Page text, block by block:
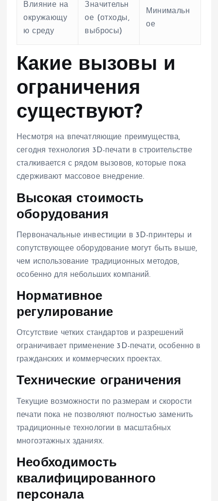
Влияние на
окружающу
ю среду
Значительн
ое (отходы,
выбросы)
Минимальн
ое
Какие вызовы и
ограничения
существуют?
Несмотря на впечатляющие преимущества,
сегодня технология 3D-печати в строительстве
сталкивается с рядом вызовов, которые пока
сдерживают массовое внедрение.
Высокая стоимость
оборудования
Первоначальные инвестиции в 3D-принтеры и
сопутствующее оборудование могут быть выше,
чем использование традиционных методов,
особенно для небольших компаний.
Нормативное
регулирование
Отсутствие четких стандартов и разрешений
ограничивает применение 3D-печати, особенно в
гражданских и коммерческих проектах.
Технические ограничения
Текущие возможности по размерам и скорости
печати пока не позволяют полностью заменить
традиционные технологии в масштабных
многоэтажных зданиях.
Необходимость
квалифицированного
персонала